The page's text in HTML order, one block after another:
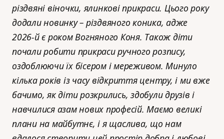
різдвяні віночки, ялинкові прикраси. Цього року
додали новинку – різдвяного коника, адже
2026-й є роком Вогняного Коня. Також діти
почали робити прикраси ручного розпису,
оздоблюючи їх бісером і мереживом. Минуло
кілька років із часу відкриття центру, і ми вже
бачимо, як діти розкрились, здобули друзів і
навчилися азам нових професій. Маємо великі
плани на майбутнє, і я щаслива, що нам